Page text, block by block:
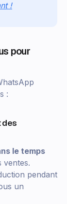
!
pour
:
des
le temps
ventes.
pendant
un